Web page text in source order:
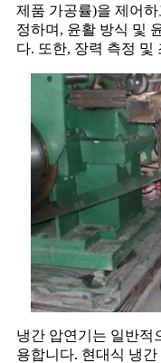
제품 가공률)을 제어
정하며, 윤활 방식 및
다. 또한, 장력 측정 및
냉간 압연기는 일반적
용합니다. 현대식 냉